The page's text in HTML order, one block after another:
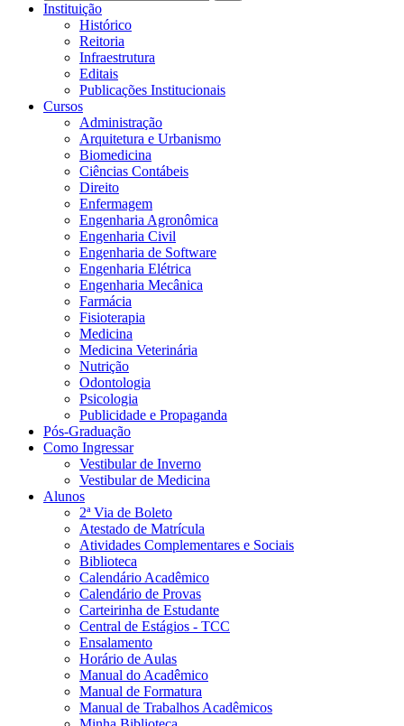
Instituição
Histórico
Reitoria
Infraestrutura
Editais
Publicações Institucionais
Cursos
Administração
Arquitetura e Urbanismo
Biomedicina
Ciências Contábeis
Direito
Enfermagem
Engenharia Agronômica
Engenharia Civil
Engenharia de Software
Engenharia Elétrica
Engenharia Mecânica
Farmácia
Fisioterapia
Medicina
Medicina Veterinária
Nutrição
Odontologia
Psicologia
Publicidade e Propaganda
Pós-Graduação
Como Ingressar
Vestibular de Inverno
Vestibular de Medicina
Alunos
2ª Via de Boleto
Atestado de Matrícula
Atividades Complementares e Sociais
Biblioteca
Calendário Acadêmico
Calendário de Provas
Carteirinha de Estudante
Central de Estágios - TCC
Ensalamento
Horário de Aulas
Manual do Acadêmico
Manual de Formatura
Manual de Trabalhos Acadêmicos